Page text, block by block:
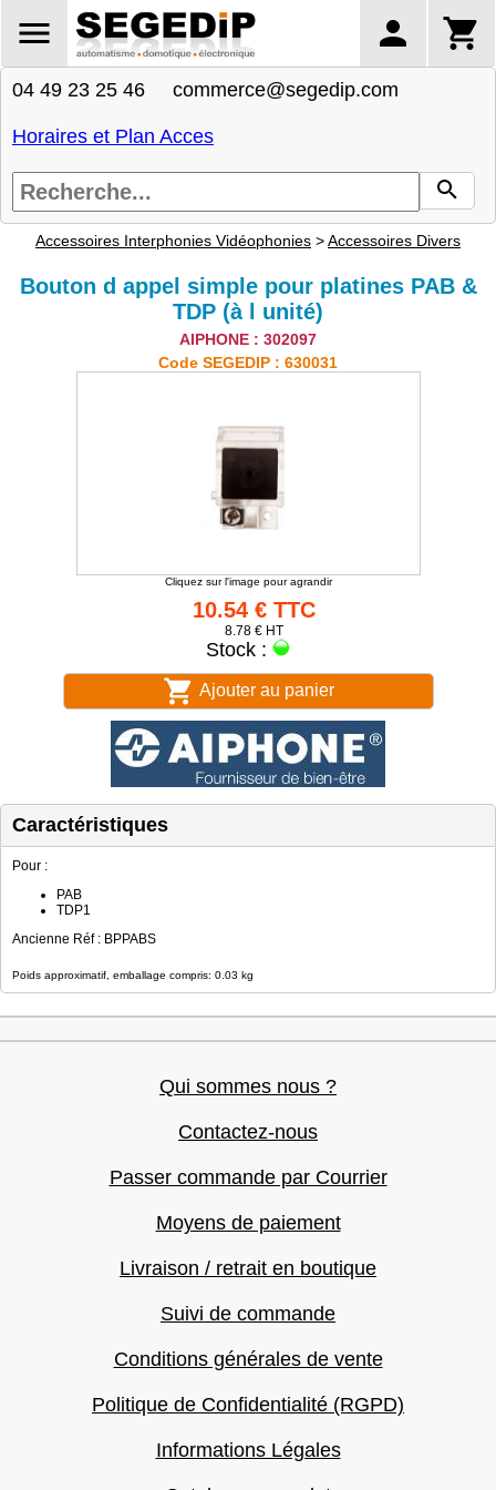
04 49 23 25 46 commerce@segedip.com
Horaires et Plan Acces
Accessoires Interphonies Vidéophonies >Accessoires Divers
Bouton d appel simple pour platines PAB &
TDP (à l unité)
AIPHONE : 302097
Code SEGEDIP : 630031
Cliquez sur l'image pour agrandir
10.54 € TTC
8.78 € HT
Stock :
Ajouter au panier
Caractéristiques
Pour :
PAB
TDP1
Ancienne Réf : BPPABS
Poids approximatif, emballage compris: 0.03 kg
Qui sommes nous ?
Contactez-nous
Passer commande par Courrier
Moyens de paiement
Livraison / retrait en boutique
Suivi de commande
Conditions générales de vente
Politique de Confidentialité (RGPD)
Informations Légales